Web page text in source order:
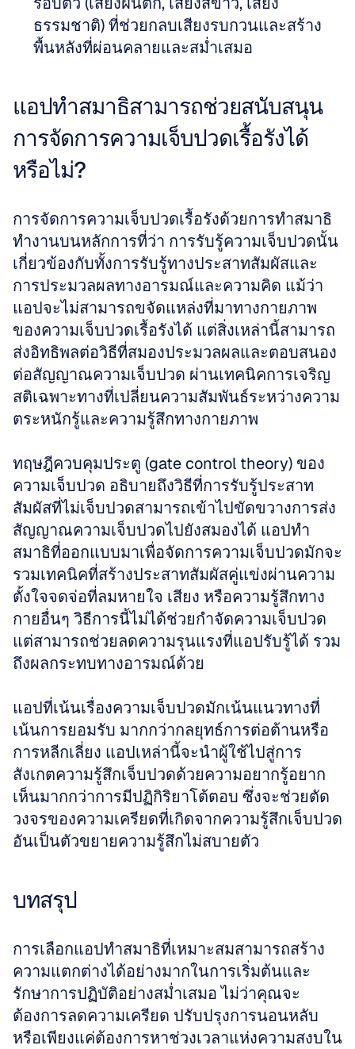
ธรรมชาติ) ที่ช่วยกลบเสียงรบกวนและสร้าง
พื้นหลังที่ผ่อนคลายและสม่ำเสมอ
แอปทำสมาธิสามารถช่วยสนับสนุน
การจัดการความเจ็บปวดเรื้อรังได้
หรือไม่?
การจัดการความเจ็บปวดเรื้อรังด้วยการทำสมาธิ
ทำงานบนหลักการที่ว่า การรับรู้ความเจ็บปวดนั้น
เกี่ยวข้องกับทั้งการรับรู้ทางประสาทสัมผัสและ
การประมวลผลทางอารมณ์และความคิด แม้ว่า
แอปจะไม่สามารถขจัดแหล่งที่มาทางกายภาพ
ของความเจ็บปวดเรื้อรังได้ แต่สิ่งเหล่านี้สามารถ
ส่งอิทธิพลต่อวิธีที่สมองประมวลผลและตอบสนอง
ต่อสัญญาณความเจ็บปวด ผ่านเทคนิคการเจริญ
สติเฉพาะทางที่เปลี่ยนความสัมพันธ์ระหว่างความ
ตระหนักรู้และความรู้สึกทางกายภาพ
ทฤษฎีควบคุมประตู (gate control theory) ของ
ความเจ็บปวด อธิบายถึงวิธีที่การรับรู้ประสาท
สัมผัสที่ไม่เจ็บปวดสามารถเข้าไปขัดขวางการส่ง
สัญญาณความเจ็บปวดไปยังสมองได้ แอปทำ
สมาธิที่ออกแบบมาเพื่อจัดการความเจ็บปวดมักจะ
รวมเทคนิคที่สร้างประสาทสัมผัสคู่แข่งผ่านความ
ตั้งใจจดจ่อที่ลมหายใจ เสียง หรือความรู้สึกทาง
กายอื่นๆ วิธีการนี้ไม่ได้ช่วยกำจัดความเจ็บปวด
แต่สามารถช่วยลดความรุนแรงที่แอปรับรู้ได้ รวม
ถึงผลกระทบทางอารมณ์ด้วย
แอปที่เน้นเรื่องความเจ็บปวดมักเน้นแนวทางที่
เน้นการยอมรับ มากกว่ากลยุทธ์การต่อต้านหรือ
การหลีกเลี่ยง แอปเหล่านี้จะนำผู้ใช้ไปสู่การ
สังเกตความรู้สึกเจ็บปวดด้วยความอยากรู้อยาก
เห็นมากกว่าการมีปฏิกิริยาโต้ตอบ ซึ่งจะช่วยตัด
วงจรของความเครียดที่เกิดจากความรู้สึกเจ็บปวด
อันเป็นตัวขยายความรู้สึกไม่สบายตัว
บทสรุป
การเลือกแอปทำสมาธิที่เหมาะสมสามารถสร้าง
ความแตกต่างได้อย่างมากในการเริ่มต้นและ
รักษาการปฏิบัติอย่างสม่ำเสมอ ไม่ว่าคุณจะ
ต้องการลดความเครียด ปรับปรุงการนอนหลับ
หรือเพียงแค่ต้องการหาช่วงเวลาแห่งความสงบใน